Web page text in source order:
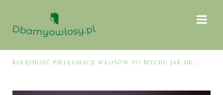
KOLEJNOŚĆ PIELĘGNACJI WŁOSÓW PO MYCIU: JAK UKŁADAĆ ODŻYWKĘ, TERMOOCHRONĘ I STYLIZACJĘ, BY NIE PRZECIĄŻYĆ PASM